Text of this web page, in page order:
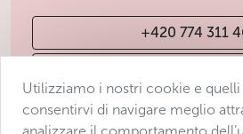
+420 774 311
Utilizziamo i nostri cookie e
consentirvi di navigare meglio